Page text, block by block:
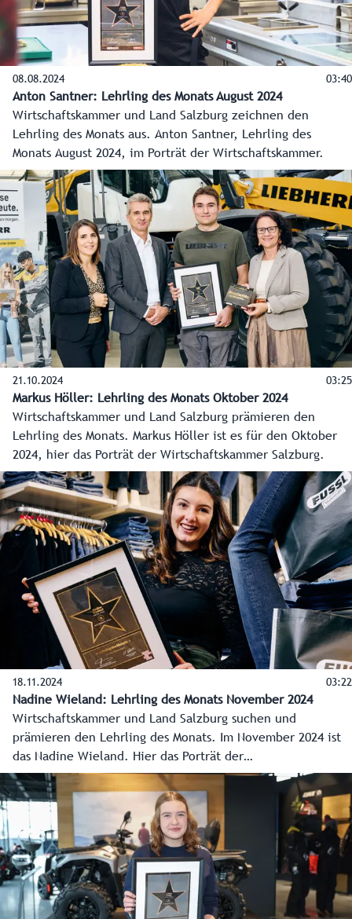
08.08.2024 03:40
Anton Santner: Lehrling des Monats August 2024
Wirtschaftskammer und Land Salzburg zeichnen den
Lehrling des Monats aus. Anton Santner, Lehrling des
Monats August 2024, im Porträt der Wirtschaftskammer.
21.10.2024 03:25
Markus Höller: Lehrling des Monats Oktober 2024
Wirtschaftskammer und Land Salzburg prämieren den
Lehrling des Monats. Markus Höller ist es für den Oktober
2024, hier das Porträt der Wirtschaftskammer Salzburg.
18.11.2024 03:22
Nadine Wieland: Lehrling des Monats November 2024
Wirtschaftskammer und Land Salzburg suchen und
prämieren den Lehrling des Monats. Im November 2024 ist
das Nadine Wieland. Hier das Porträt der
Wirtschaftskammer Salzburg.